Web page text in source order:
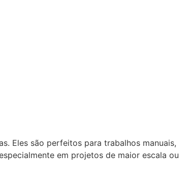
Eles são perfeitos para trabalhos manuais,
em projetos de maior escala ou